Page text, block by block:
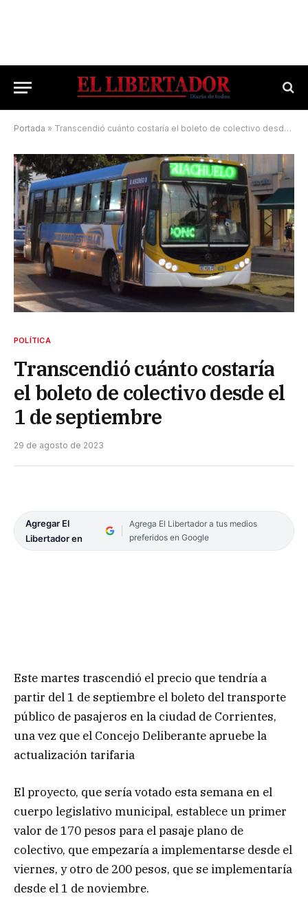
Portada » Transcendió cuánto costaría el boleto de colectivo desde el 1 de septiembre
POLÍTICA
Transcendió cuánto costaría
el boleto de colectivo desde el
1 de septiembre
29 de agosto de 2023
Agregar El
Libertador en
Agrega El Libertador a tus medios
preferidos en Google
Este martes trascendió el precio que tendría a
partir del 1 de septiembre el boleto del transporte
público de pasajeros en la ciudad de Corrientes,
una vez que el Concejo Deliberante apruebe la
actualización tarifaria
El proyecto, que sería votado esta semana en el
cuerpo legislativo municipal, establece un primer
valor de 170 pesos para el pasaje plano de
colectivo, que empezaría a implementarse desde el
viernes, y otro de 200 pesos, que se implementaría
desde el 1 de noviembre.